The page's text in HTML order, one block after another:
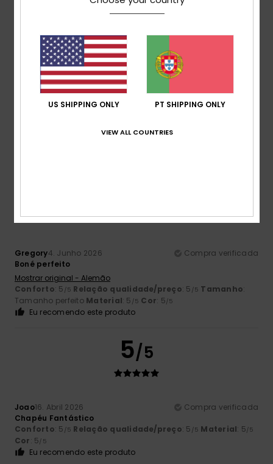
Tamanho
Muito pequenoDemasiado grande
Material
5.0
Gregory4. Junho 2026
Compra verificada
Boné perfeito
Mostrar original - Alemão
Conforto: 5 /5 Relação qualidade/preço: 5 /5 Tamanho:
Tamanho perfeito Material: 5 /5 Cor: 5/5
Eu recomendo este produto
5/5
Joao16. Abril 2026
Compra verificada
Chapéu Fantástico
Conforto: 5 /5 Relação qualidade/preço: 5 /5 Material: 5/5
Cor: 5/5
Eu recomendo este produto
US SHIPPING ONLY PT SHIPPING ONLY
VIEW ALL COUNTRIES